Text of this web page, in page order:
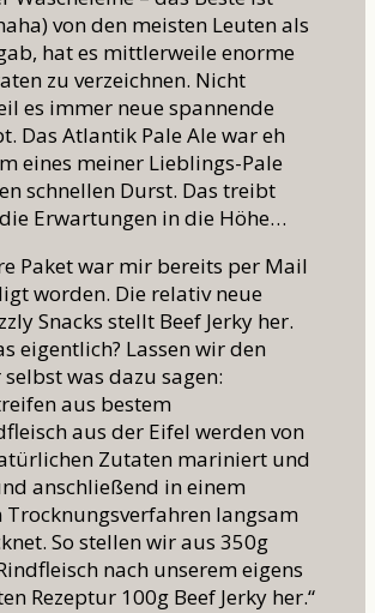
von den meisten Leuten als
hat es mittlerweile enorme
zu verzeichnen. Nicht
es immer neue spannende
Das Atlantik Pale Ale war eh
eines meiner Lieblings-Pale
schnellen Durst. Das treibt
Erwartungen in die Höhe…
Paket war mir bereits per Mail
worden. Die relativ neue
Snacks stellt Beef Jerky her.
eigentlich? Lassen wir den
was dazu sagen:
aus bestem
aus der Eifel werden von
Zutaten mariniert und
anschließend in einem
Trocknungsverfahren langsam
So stellen wir aus 350g
nach unserem eigens
Rezeptur 100g Beef Jerky her.“